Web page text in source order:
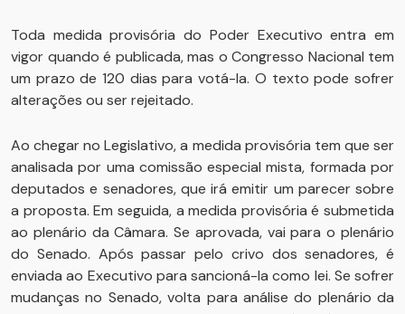
Toda medida provisória do Poder Executivo entra em
vigor quando é publicada, mas o Congresso Nacional tem
um prazo de 120 dias para votá-la. O texto pode sofrer
alterações ou ser rejeitado.
Ao chegar no Legislativo, a medida provisória tem que ser
analisada por uma comissão especial mista, formada por
deputados e senadores, que irá emitir um parecer sobre
a proposta. Em seguida, a medida provisória é submetida
ao plenário da Câmara. Se aprovada, vai para o plenário
do Senado. Após passar pelo crivo dos senadores, é
enviada ao Executivo para sancioná-la como lei. Se sofrer
mudanças no Senado, volta para análise do plenário da